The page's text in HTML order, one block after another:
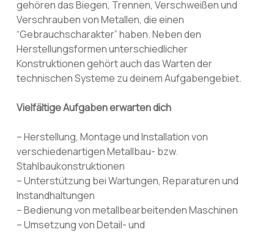
gehören das Biegen, Trennen, Verschweißen und
Verschrauben von Metallen, die einen
“Gebrauchscharakter” haben. Neben den
Herstellungsformen unterschiedlicher
Konstruktionen gehört auch das Warten der
technischen Systeme zu deinem Aufgabengebiet.
Vielfältige Aufgaben erwarten dich
– Herstellung, Montage und Installation von
verschiedenartigen Metallbau- bzw.
Stahlbaukonstruktionen
– Unterstützung bei Wartungen, Reparaturen und
Instandhaltungen
– Bedienung von metallbearbeitenden Maschinen
– Umsetzung von Detail- und